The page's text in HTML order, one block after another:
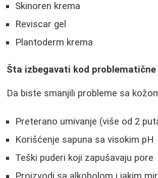
Skinoren krema
Reviscar gel
Plantoderm krema
Šta izbegavati kod problematične
Da biste smanjili probleme sa
Preterano umivanje (više od 2
Korišćenje sapuna sa visokim pH
Teški puderi koji zapušavaju pore